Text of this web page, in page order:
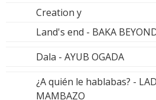
Creation y
Land's end - BAKA
Dala - AYUB OGADA
¿A quién le hablabas? -
MAMBAZO